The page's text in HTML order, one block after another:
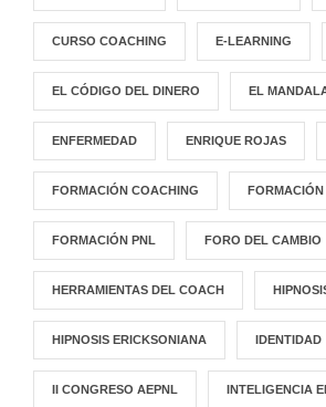
CURSO COACHING E-LEARNING
EL CÓDIGO DEL DINERO EL
ENFERMEDAD ENRIQUE ROJAS
FORMACIÓN COACHING
FORMACIÓN PNL FORO DEL CAMBIO
HERRAMIENTAS DEL COACH
HIPNOSIS ERICKSONIANA IDENTIDAD
II CONGRESO AEPNL INTELIGENCIA